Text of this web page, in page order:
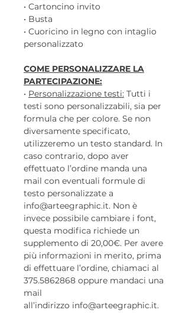
• Cartoncino invito
• Busta
• Cuoricino in legno con intaglio
personalizzato
COME PERSONALIZZARE LA
PARTECIPAZIONE:
• Personalizzazione testi: Tutti i
testi sono personalizzabili, sia per
formula che per colore. Se non
diversamente specificato,
utilizzeremo un testo standard. In
caso contrario, dopo aver
effettuato l’ordine manda una
mail con eventuali formule di
testo personalizzate a
info@arteegraphic.it. Non è
invece possibile cambiare i font,
questa modifica richiede un
supplemento di 20,00€. Per avere
più informazioni in merito, prima
di effettuare l’ordine, chiamaci al
375.5862868 oppure mandaci una
mail
all’indirizzo info@arteegraphic.it.